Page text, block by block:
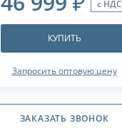
с НДС
КУПИТЬ
Запросить оптовую цену
ЗАКАЗАТЬ ЗВОНОК